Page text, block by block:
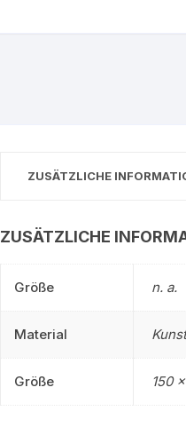
ZUSÄTZLICHE
ZUSÄTZLICHE
Größe n. a.
Material
Größe 150